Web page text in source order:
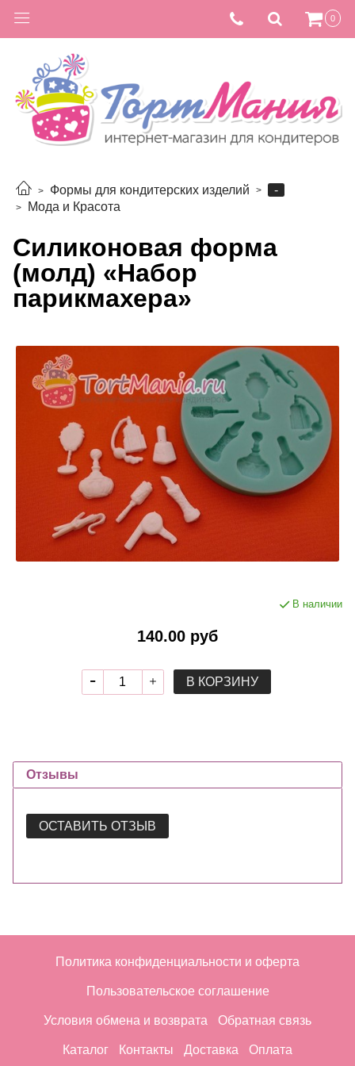
0
Формы для кондитерских изделий
-
Мода и Красота
Силиконовая форма
(молд) «Набор
парикмахера»
В наличии
140.00 руб
В КОРЗИНУ
Отзывы
ОСТАВИТЬ ОТЗЫВ
Политика конфиденциальности и оферта
Пользовательское соглашение
Условия обмена и возврата Обратная связь
Каталог Контакты Доставка Оплата